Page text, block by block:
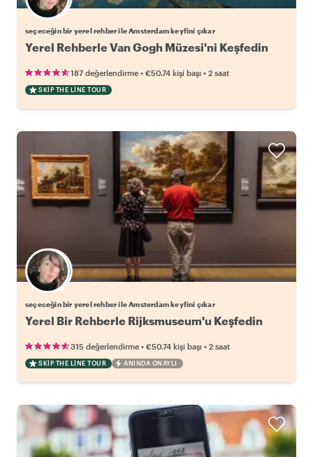
Favori yerel rehberini seç
seçeceğin bir yerel rehber ile Amsterdam keyfini çıkar
Yerel Rehberle Van Gogh Müzesi'ni Keşfedin
187 değerlendirme • €50.74 kişi başı • 2 saat
SKIP THE LINE TOUR
Favori yerel rehberini seç
seçeceğin bir yerel rehber ile Amsterdam keyfini çıkar
Yerel Bir Rehberle Rijksmuseum'u Keşfedin
315 değerlendirme • €50.74 kişi başı • 2 saat
SKIP THE LINE TOUR ANINDA ONAYLI